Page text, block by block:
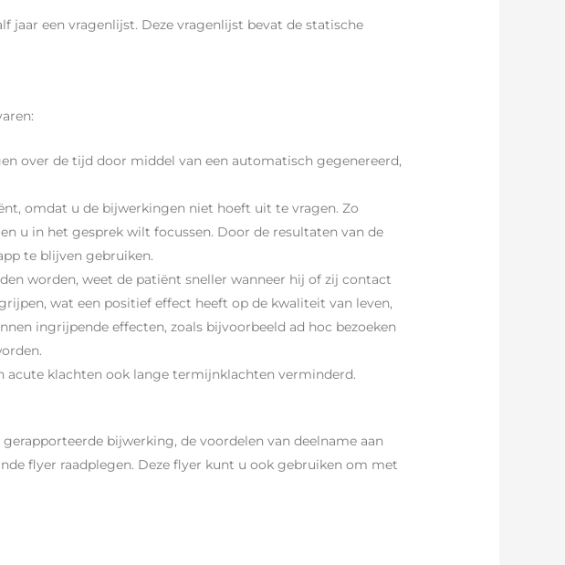
jaar een vragenlijst. Deze vragenlijst bevat de statische
over de tijd door middel van een automatisch gegenereerd,
omdat u de bijwerkingen niet hoeft uit te vragen. Zo
u in het gesprek wilt focussen. Door de resultaten van de
te blijven gebruiken.
worden, weet de patiënt sneller wanneer hij of zij contact
wat een positief effect heeft op de kwaliteit van leven,
ingrijpende effecten, zoals bijvoorbeeld ad hoc bezoeken
klachten ook lange termijnklachten verminderd.
bijwerking, de voordelen van deelname aan
flyer raadplegen. Deze flyer kunt u ook gebruiken om met